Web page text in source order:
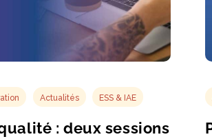
Actualités ESS & IAE
: deux sessions